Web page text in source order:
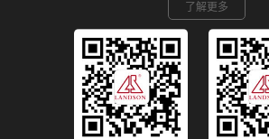
了解更多